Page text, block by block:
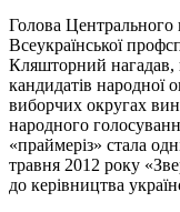
Голова Центрального
Всеукраїнської
Кляшторний
кандидатів народної
виборчих округах
народного
«праймеріз» стала
травня 2012 року
до керівництва